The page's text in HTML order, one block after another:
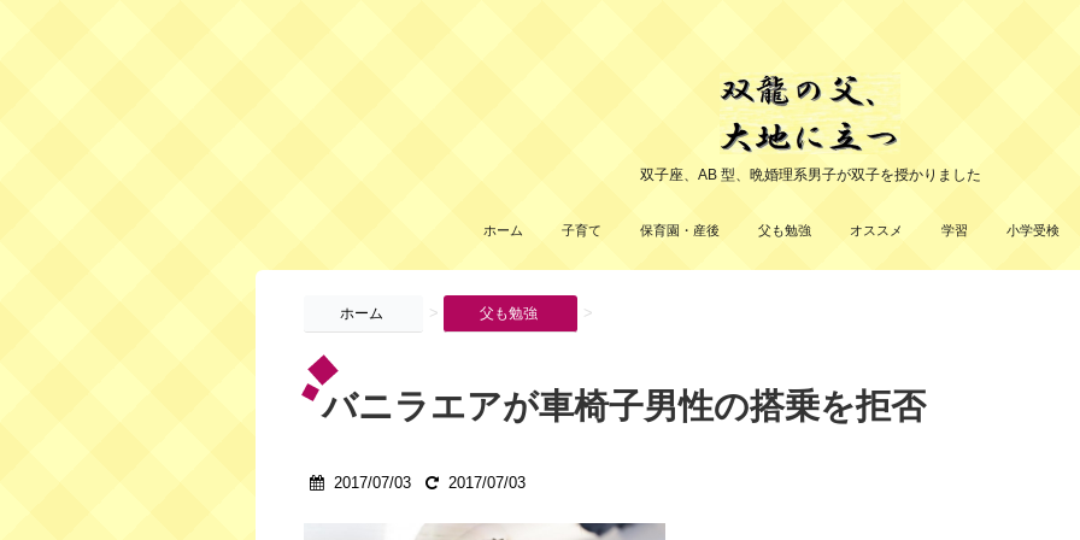
双子座、AB 型、晩婚理系男子が双子を授かりました
ホーム 子育て 保育園・産後 父も勉強 オススメ 学習 小学受検
ホーム > 父も勉強 >
バニラエアが車椅子男性の搭乗を拒否
2017/07/03 2017/07/03